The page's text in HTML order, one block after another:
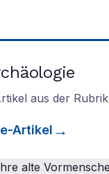
aus der Rubrik
-Artikel